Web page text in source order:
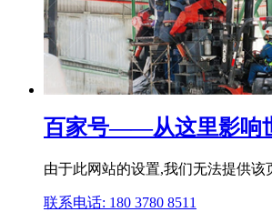
百家号——从这里影响
由于此网站的设置,我们无法提供该
联系电话: 180 3780 8511